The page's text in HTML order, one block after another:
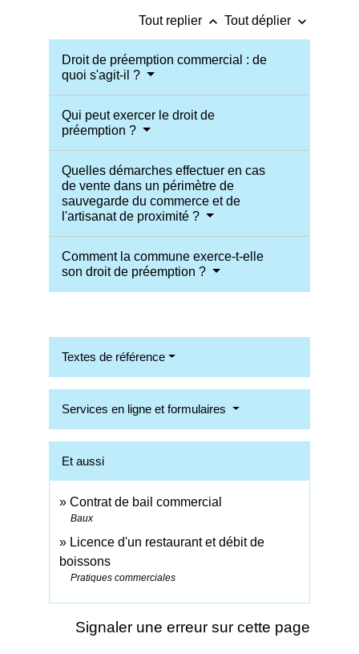
Tout replier keyboard_arrow_up Tout déplier keyboard_arrow_down
Droit de préemption commercial : de
quoi s'agit-il ?
Qui peut exercer le droit de
préemption ?
Quelles démarches effectuer en cas
de vente dans un périmètre de
sauvegarde du commerce et de
l'artisanat de proximité ?
Comment la commune exerce-t-elle
son droit de préemption ?
Textes de référence
Services en ligne et formulaires
Et aussi
Contrat de bail commercial
Baux
Licence d'un restaurant et débit de
boissons
Pratiques commerciales
Signaler une erreur sur cette page